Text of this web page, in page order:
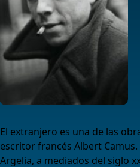
El extranjero es una de las
escritor francés Albert
Argelia, a mediados del siglo